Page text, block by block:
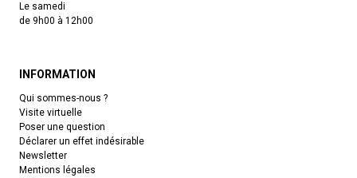
Le samedi
de 9h00 à 12h00
INFORMATION
Qui sommes-nous ?
Visite virtuelle
Poser une question
Déclarer un effet indésirable
Newsletter
Mentions légales